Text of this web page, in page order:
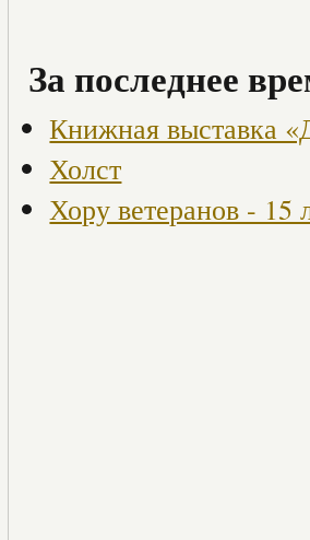
За последнее
Книжная выставка
Холст
Хору ветеранов - 15